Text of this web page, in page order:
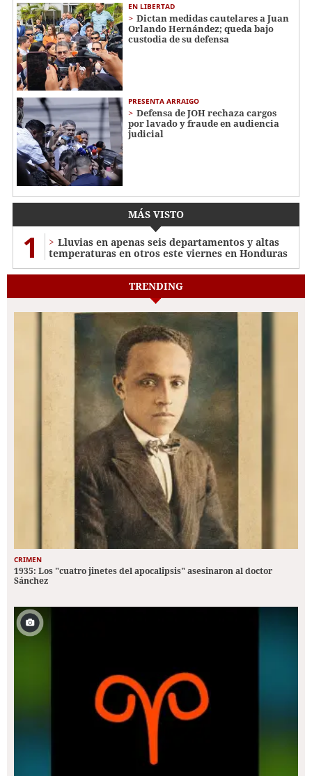
EN LIBERTAD
Dictan medidas cautelares a Juan
Orlando Hernández; queda bajo
custodia de su defensa
PRESENTA ARRAIGO
Defensa de JOH rechaza cargos
por lavado y fraude en audiencia
judicial
MÁS VISTO
1
Lluvias en apenas seis departamentos y altas
temperaturas en otros este viernes en Honduras
TRENDING
CRIMEN
1935: Los "cuatro jinetes del apocalipsis" asesinaron al doctor
Sánchez